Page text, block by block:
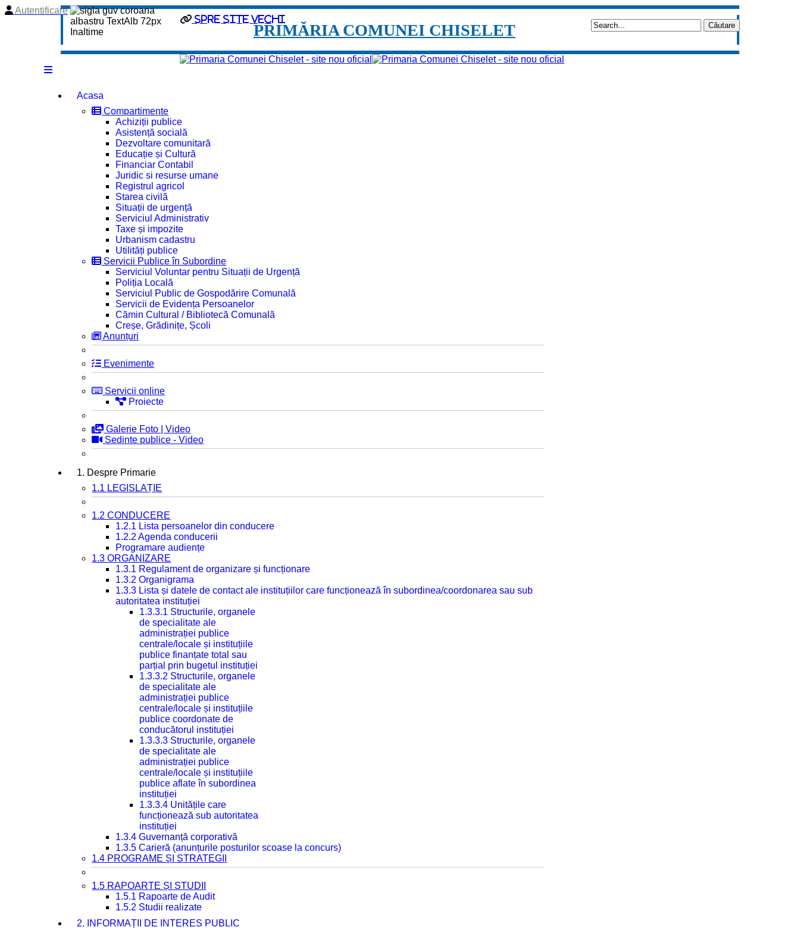
Spre site vechi
Autentificare
PRIMĂRIA COMUNEI CHISELET
Acasa
Compartimente
Achiziții publice
Asistență socială
Dezvoltare comunitară
Educație și Cultură
Financiar Contabil
Juridic si resurse umane
Registrul agricol
Starea civilă
Situații de urgență
Serviciul Administrativ
Taxe și impozite
Urbanism cadastru
Utilități publice
Servicii Publice în Subordine
Serviciul Voluntar pentru Situații de Urgență
Poliția Locală
Serviciul Public de Gospodărire Comunală
Servicii de Evidența Persoanelor
Cămin Cultural / Bibliotecă Comunală
Creșe, Grădinițe, Școli
Anunțuri
Evenimente
Servicii online
Proiecte
Galerie Foto | Video
Sedinte publice - Video
1. Despre Primarie
1.1 LEGISLAȚIE
1.2 CONDUCERE
1.2.1 Lista persoanelor din conducere
1.2.2 Agenda conducerii
Programare audiențe
1.3 ORGANIZARE
1.3.1 Regulament de organizare și funcționare
1.3.2 Organigrama
1.3.3 Lista și datele de contact ale instituțiilor care funcționează în subordinea/coordonarea sau sub
autoritatea instituției
1.3.3.1 Structurile, organele
de specialitate ale
administrației publice
centrale/locale și instituțiile
publice finanțate total sau
parțial prin bugetul instituției
1.3.3.2 Structurile, organele
de specialitate ale
administrației publice
centrale/locale și instituțiile
publice coordonate de
conducătorul instituției
1.3.3.3 Structurile, organele
de specialitate ale
administrației publice
centrale/locale și instituțiile
publice aflate în subordinea
instituției
1.3.3.4 Unitățile care
funcționează sub autoritatea
instituției
1.3.4 Guvernanță corporativă
1.3.5 Carieră (anunțurile posturilor scoase la concurs)
1.4 PROGRAME ȘI STRATEGII
1.5 RAPOARTE ȘI STUDII
1.5.1 Rapoarte de Audit
1.5.2 Studii realizate
2. INFORMAȚII DE INTERES PUBLIC